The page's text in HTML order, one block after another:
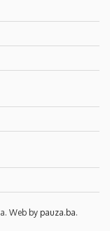
Web by pauza.ba.